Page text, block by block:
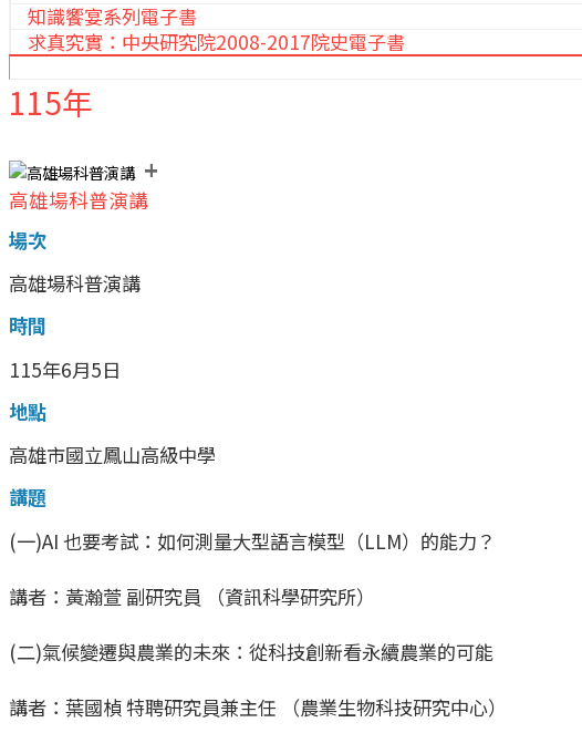
知識饗宴系列電子書
求真究實：中央研究院2008-2017院史電子書
115年
+
高雄場科普演講
場次
高雄場科普演講
時間
115年6月5日
地點
高雄市國立鳳山高級中學
講題
(一)AI 也要考試：如何測量大型語言模型（LLM）的能力？
講者：黃瀚萱 副研究員 （資訊科學研究所）
(二)氣候變遷與農業的未來：從科技創新看永續農業的可能
講者：葉國楨 特聘研究員兼主任 （農業生物科技研究中心）